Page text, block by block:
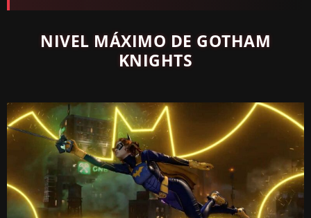
NIVEL MÁXIMO DE GOTHAM
KNIGHTS